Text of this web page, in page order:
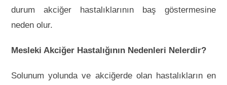
durum akciğer hastalıklarının baş göstermesine
neden olur.
Mesleki Akciğer Hastalığının Nedenleri Nelerdir?
Solunum yolunda ve akciğerde olan hastalıkların en